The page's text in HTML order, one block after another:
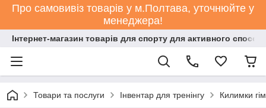
Про самовивіз товарів у м.Полтава, уточнюйте у
менеджера!
Інтернет-магазин товарів для спорту для активного
Товари та послуги Інвентар для тренінгу Килимки